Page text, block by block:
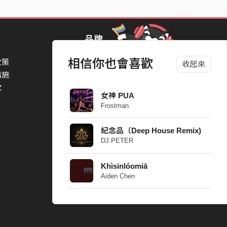
相信你也會喜歡 收起來
女神 PUA
Frostman
紀念品（Deep House Remix)
DJ.PETER
Khìsinlóomiā
Aiden Chen
策
施
品牌
StreetVoice Awards 街聲音樂獎
Blow 吹音樂
Packer 派歌
SimpleLife 簡單生活節
ParkPark Carnival
一起比 YEAH 吧